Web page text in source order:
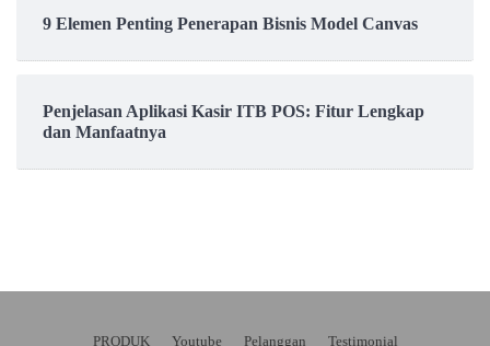
9 Elemen Penting Penerapan Bisnis Model Canvas
Penjelasan Aplikasi Kasir ITB POS: Fitur Lengkap
dan Manfaatnya
PRODUK Youtube Pelanggan Testimonial